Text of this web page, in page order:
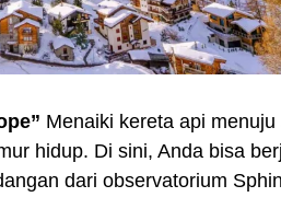
Menaiki kereta api
hidup. Di sini, Anda bisa
dari observatorium